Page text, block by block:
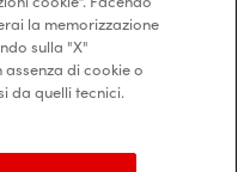
la memorizzazione
sulla "X"
di cookie o
da quelli tecnici.